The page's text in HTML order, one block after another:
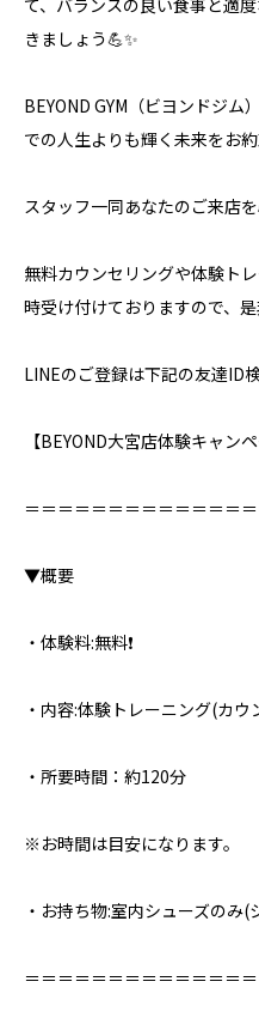
て、バランスの良い食事と適
きましょう💪✨
BEYOND GYM（ビヨンドジム
での人生よりも輝く未来をお約
スタッフ一同あなたのご来店
無料カウンセリングや体験ト
時受け付けておりますので、
LINEのご登録は下記の友達ID
【BEYOND大宮店体験キャンペ
＝＝＝＝＝＝＝＝＝＝＝＝＝
▼概要⁣
・体験料:無料❗️
・内容:体験トレーニング(カ
・所要時間：約120分
※お時間は目安になります。
・お持ち物:室内シューズのみ⁣
＝＝＝＝＝＝＝＝＝＝＝＝＝